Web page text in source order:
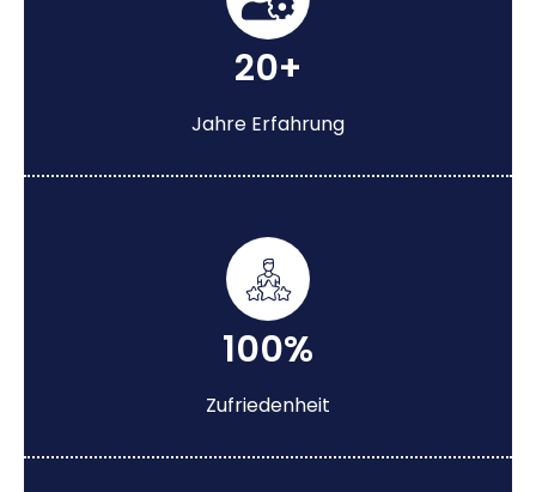
20+
Jahre Erfahrung
100%
Zufriedenheit